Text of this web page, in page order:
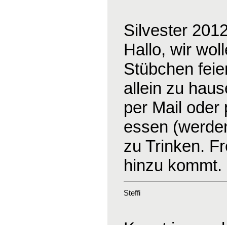
Silvester
Hallo, wir
Stübchen
allein zu
per Mail oder
essen
zu Trinken.
hinzu kommt.
Steffi